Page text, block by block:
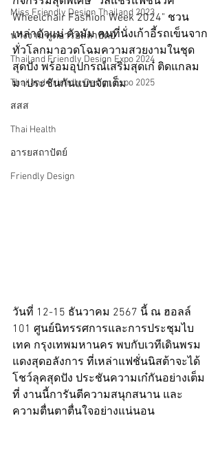
Miss Friendly Design Thailand 2023
นางงามฑูตอารยสถาปัตย์
Thailand Friendly Design Expo 2024
Thailand Friendly Design Expo 2025
สสส
Thai Health
อารยสถาปัตย์
Friendly Design
Wheelchair Fashion Week 2024" ชวน
เหล่าตัวแม่ ตัวมัม คนที่นั่งเก้าอี้รถเข็นจาก
ทั่วโลกมาอวดโฉมความสวยงามในชุด
สุดปัง พร้อมอุปกรณ์เสริมสุดเก๋ ติดแกลม
มาประชันกันแบบจัดเต็ม
วันที่ 12-15 ธันวาคม 2567 นี้ ณ ฮอลล์
101 ศูนย์นิทรรศการและการประชุมไบ
เทค กรุงเทพมหานคร พบกับเวทีเดินพรม
แดงสุดอลังการ ที่เหล่าแฟชั่นนิสต้าจะได้
โชว์ลุคสุดปัง ประชันความเก๋กันอย่างเต็ม
ที่ งานนี้การันตีความสนุกสนาน และ
ความตื่นตาตื่นใจอย่างแน่นอน